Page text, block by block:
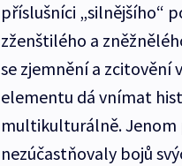
příslušníci „silnějšího“
zženštilého a
se zjemnění a zcitovění
elementu dá vnímat
multikulturálně. Jenom
nezúčastňovaly bojů